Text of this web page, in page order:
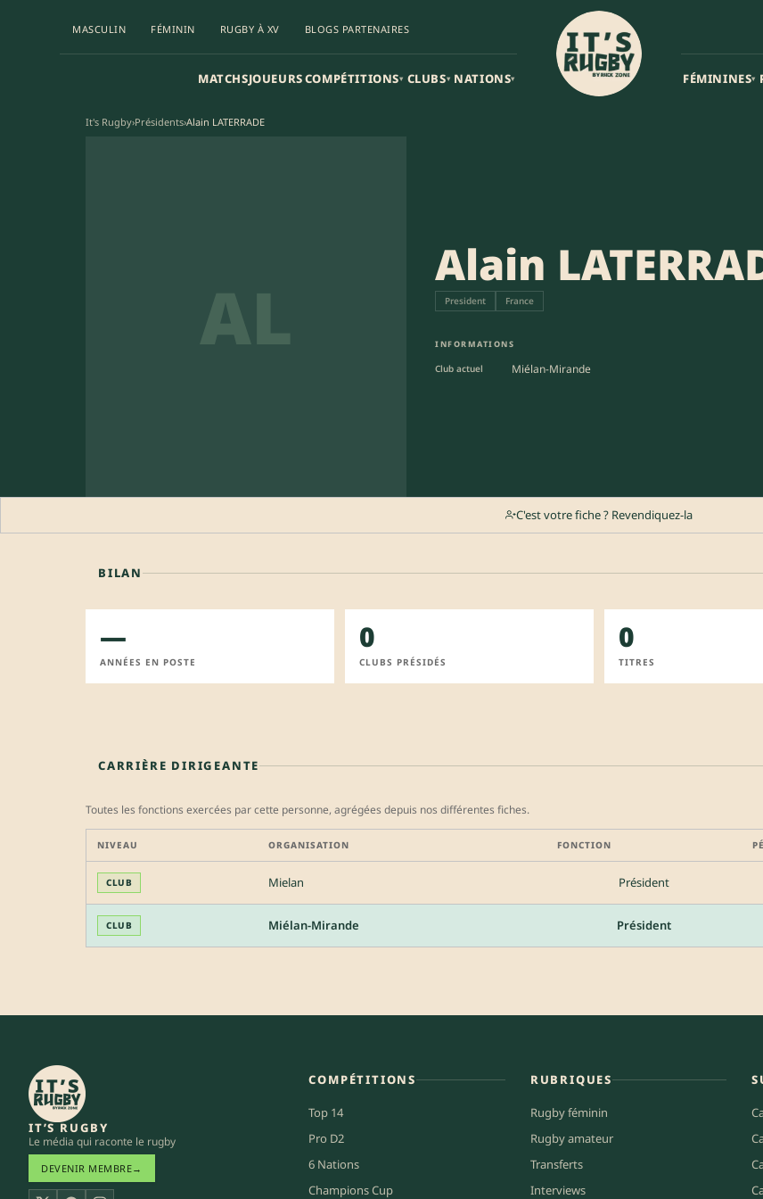
MASCULIN FÉMININ RUGBY À XV BLOGS PARTENAIRES
MATCHSJOUEURSCOMPÉTITIONS▾ CLUBS▾ NATIONS▾ FÉMININES▾
It's Rugby›Présidents›Alain LATERRADE
AL
Alain
President France
INFORMATIONS
Club actuel Miélan-Mirande
C'est votre fiche ? Revendiquez-la
BILAN
—
ANNÉES EN POSTE
0
CLUBS PRÉSIDÉS
0
TITRES
CARRIÈRE DIRIGEANTE
Toutes les fonctions exercées par cette personne, agrégées depuis nos différentes fiches.
NIVEAU ORGANISATION FONCTION
CLUB Mielan Président
CLUB Miélan-Mirande Président
IT’S RUGBY
Le média qui raconte le rugby
DEVENIR MEMBRE→
COMPÉTITIONS
Top 14
Pro D2
6 Nations
Champions Cup
RUBRIQUES
Rugby féminin
Rugby amateur
Transferts
Interviews